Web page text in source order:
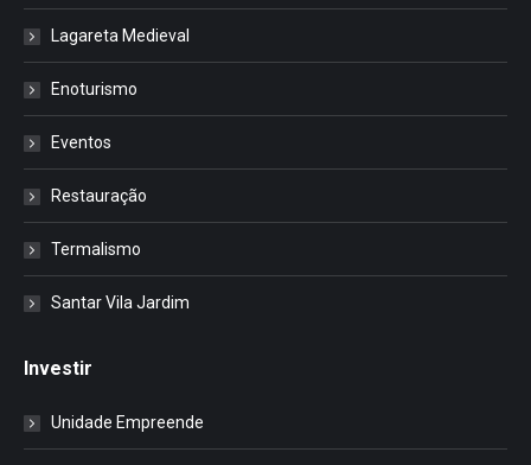
Lagareta Medieval
Enoturismo
Eventos
Restauração
Termalismo
Santar Vila Jardim
Investir
Unidade Empreende